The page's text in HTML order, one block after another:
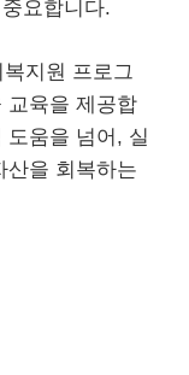
요합니다.
지원 프로그
교육을 제공합
도움을 넘어, 실
산을 회복하는